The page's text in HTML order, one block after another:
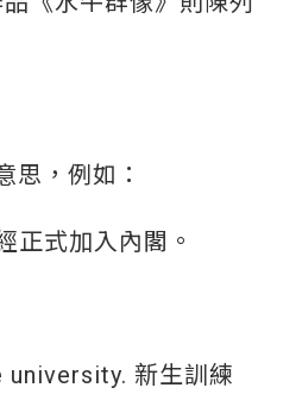
，例如：
式加入內閣。
新生訓練